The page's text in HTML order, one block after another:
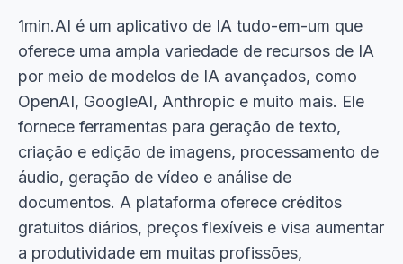
1min.AI é um aplicativo de IA tudo-em-um que
oferece uma ampla variedade de recursos de IA
por meio de modelos de IA avançados, como
OpenAI, GoogleAI, Anthropic e muito mais. Ele
fornece ferramentas para geração de texto,
criação e edição de imagens, processamento de
áudio, geração de vídeo e análise de
documentos. A plataforma oferece créditos
gratuitos diários, preços flexíveis e visa aumentar
a produtividade em muitas profissões,